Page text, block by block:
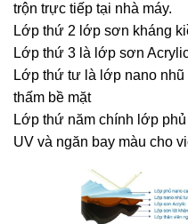
trộn trực tiếp tại nhà máy.
Lớp thứ 2 lớp sơn kháng
Lớp thứ 3 là lớp sơn
Lớp thứ tư là lớp nano
thấm bề mặt
Lớp thứ năm chính lớp
UV và ngăn bay màu cho